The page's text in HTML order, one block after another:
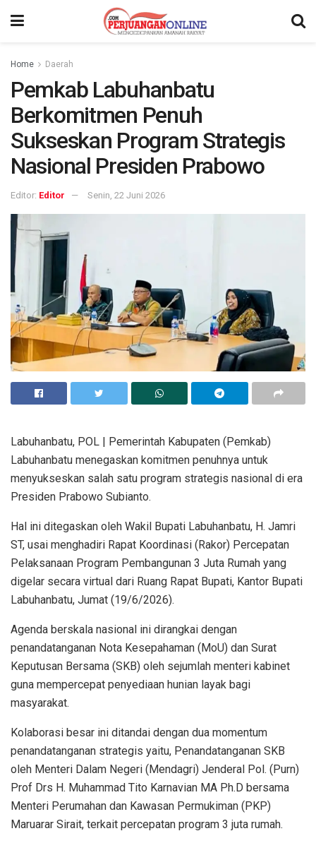
Home Daerah
Pemkab Labuhanbatu
Berkomitmen Penuh
Sukseskan Program Strategis
Nasional Presiden Prabowo
Editor: Editor Senin, 22 Juni 2026
Labuhanbatu, POL | Pemerintah Kabupaten (Pemkab)
Labuhanbatu menegaskan komitmen penuhnya untuk
menyukseskan salah satu program strategis nasional di era
Presiden Prabowo Subianto.
Hal ini ditegaskan oleh Wakil Bupati Labuhanbatu, H. Jamri
ST, usai menghadiri Rapat Koordinasi (Rakor) Percepatan
Pelaksanaan Program Pembangunan 3 Juta Rumah yang
digelar secara virtual dari Ruang Rapat Bupati, Kantor Bupati
Labuhanbatu, Jumat (19/6/2026).
Agenda berskala nasional ini dirangkai dengan
penandatanganan Nota Kesepahaman (MoU) dan Surat
Keputusan Bersama (SKB) oleh sejumlah menteri kabinet
guna mempercepat penyediaan hunian layak bagi
masyarakat.
Kolaborasi besar ini ditandai dengan dua momentum
penandatanganan strategis yaitu, Penandatanganan SKB
oleh Menteri Dalam Negeri (Mendagri) Jenderal Pol. (Purn)
Prof Drs H. Muhammad Tito Karnavian MA Ph.D bersama
Menteri Perumahan dan Kawasan Permukiman (PKP)
Maruarar Sirait, terkait percepatan program 3 juta rumah.